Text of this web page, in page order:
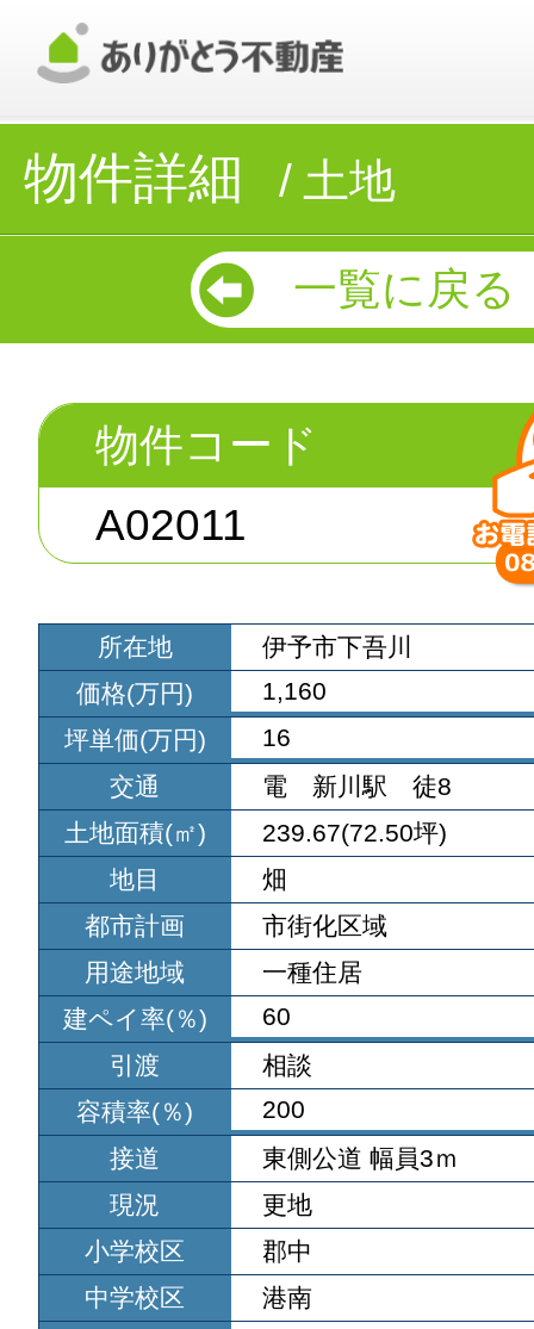
物件詳細 土地
一覧に戻る
物件コード
A02011
所在地
伊予市下吾川
価格(万円)
1,160
坪単価(万円)
16
交通
電 新川駅 徒8
土地面積(㎡)
239.67(72.50坪)
地目
畑
都市計画
市街化区域
用途地域
一種住居
建ペイ率(％)
60
引渡
相談
容積率(％)
200
接道
東側公道 幅員3ｍ
現況
更地
小学校区
郡中
中学校区
港南